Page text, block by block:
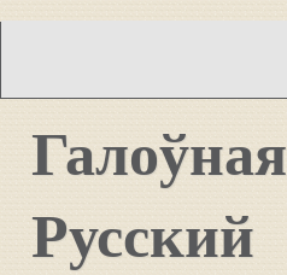
Галоўная
Русский